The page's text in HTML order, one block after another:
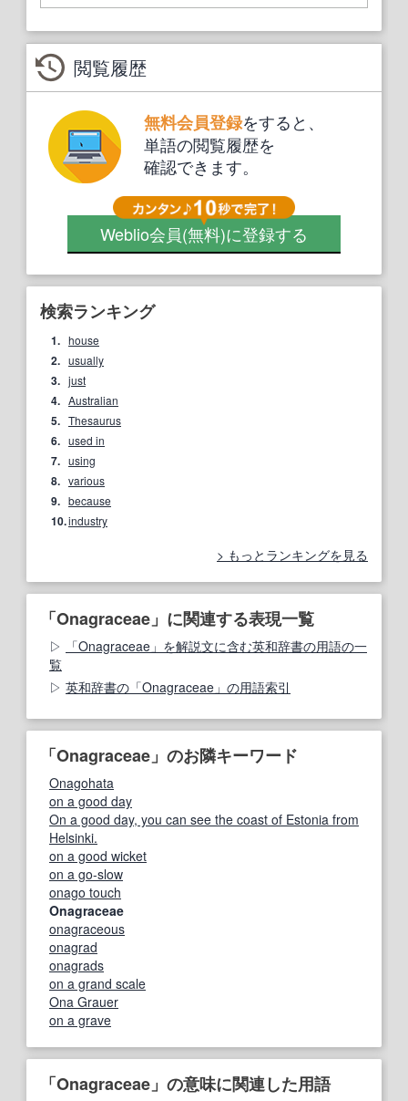
閲覧履歴
無料会員登録をすると、
単語の閲覧履歴を
確認できます。
Weblio会員(無料)に登録する
検索ランキング
1. house
2. usually
3. just
4. Australian
5. Thesaurus
6. used in
7. using
8. various
9. because
10.industry
もっとランキングを見る
「Onagraceae」に関連する表現一覧
「Onagraceae」を解説文に含む英和辞書の用語の一
覧
英和辞書の「Onagraceae」の用語索引
「Onagraceae」のお隣キーワード
Onagohata
on a good day
On a good day, you can see the coast of Estonia from
Helsinki.
on a good wicket
on a go-slow
onago touch
Onagraceae
onagraceous
onagrad
onagrads
on a grand scale
Ona Grauer
on a grave
「Onagraceae」の意味に関連した用語